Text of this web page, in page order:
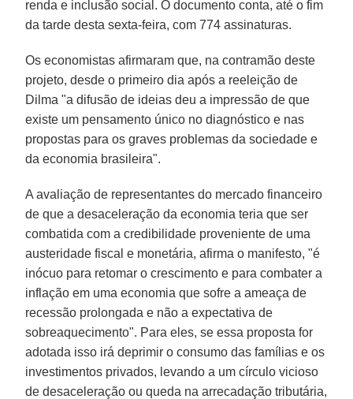
renda e inclusão social. O documento conta, até o fim
da tarde desta sexta-feira, com 774 assinaturas.
Os economistas afirmaram que, na contramão deste
projeto, desde o primeiro dia após a reeleição de
Dilma "a difusão de ideias deu a impressão de que
existe um pensamento único no diagnóstico e nas
propostas para os graves problemas da sociedade e
da economia brasileira".
A avaliação de representantes do mercado financeiro
de que a desaceleração da economia teria que ser
combatida com a credibilidade proveniente de uma
austeridade fiscal e monetária, afirma o manifesto, "é
inócuo para retomar o crescimento e para combater a
inflação em uma economia que sofre a ameaça de
recessão prolongada e não a expectativa de
sobreaquecimento". Para eles, se essa proposta for
adotada isso irá deprimir o consumo das famílias e os
investimentos privados, levando a um círculo vicioso
de desaceleração ou queda na arrecadação tributária,